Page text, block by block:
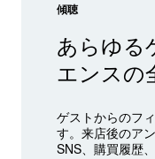
傾聴
あらゆる
エンスの
ゲストからのフ
す。来店後のア
SNS、購買履歴